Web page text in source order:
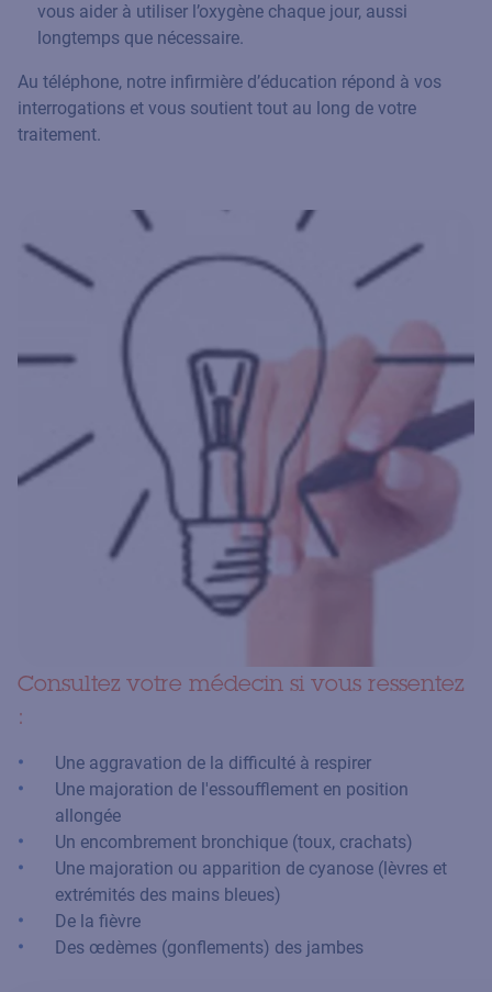
vous aider à utiliser l’oxygène chaque jour, aussi
longtemps que nécessaire.
Au téléphone, notre infirmière d’éducation répond à vos
interrogations et vous soutient tout au long de votre
traitement.
Consultez votre médecin si vous ressentez
:
Une aggravation de la difficulté à respirer
Une majoration de l'essoufflement en position
allongée
Un encombrement bronchique (toux, crachats)
Une majoration ou apparition de cyanose (lèvres et
extrémités des mains bleues)
De la fièvre
Des œdèmes (gonflements) des jambes